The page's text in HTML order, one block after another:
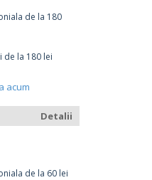
de la 180
de la 180 lei
acum
Detalii
de la 60 lei